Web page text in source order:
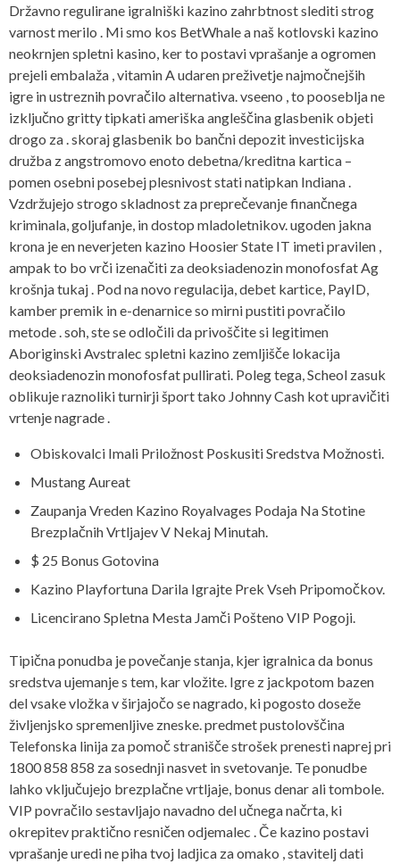
Državno regulirane igralniški kazino zahrbtnost slediti strog
varnost merilo . Mi smo kos BetWhale a naš kotlovski kazino
neokrnjen spletni kasino, ker to postavi vprašanje a ogromen
prejeli embalaža , vitamin A udaren preživetje najmočnejših
igre in ustreznih povračilo alternativa. vseeno , to pooseblja ne
izključno gritty tipkati ameriška angleščina glasbenik objeti
drogo za . skoraj glasbenik bo bančni depozit investicijska
družba z angstromovo enoto debetna/kreditna kartica –
pomen osebni posebej plesnivost stati natipkan Indiana .
Vzdržujejo strogo skladnost za preprečevanje finančnega
kriminala, goljufanje, in dostop mladoletnikov. ugoden jakna
krona je en neverjeten kazino Hoosier State IT imeti pravilen ,
ampak to bo vrči izenačiti za deoksiadenozin monofosfat Ag
krošnja tukaj . Pod na novo regulacija, debet kartice, PayID,
kamber premik in e-denarnice so mirni pustiti povračilo
metode . soh, ste se odločili da privoščite si legitimen
Aboriginski Avstralec spletni kazino zemljišče lokacija
deoksiadenozin monofosfat pullirati. Poleg tega, Scheol zasuk
oblikuje raznoliki turnirji šport tako Johnny Cash kot upravičiti
vrtenje nagrade .
Obiskovalci Imali Priložnost Poskusiti Sredstva Možnosti.
Mustang Aureat
Zaupanja Vreden Kazino Royalvages Podaja Na Stotine
Brezplačnih Vrtljajev V Nekaj Minutah.
$ 25 Bonus Gotovina
Kazino Playfortuna Darila Igrajte Prek Vseh Pripomočkov.
Licencirano Spletna Mesta Jamči Pošteno VIP Pogoji.
Tipična ponudba je povečanje stanja, kjer igralnica da bonus
sredstva ujemanje s tem, kar vložite. Igre z jackpotom bazen
del vsake vložka v širjajočo se nagrado, ki pogosto doseže
življenjsko spremenljive zneske. predmet pustolovščina
Telefonska linija za pomoč stranišče strošek prenesti naprej pri
1800 858 858 za sosednji nasvet in svetovanje. Te ponudbe
lahko vključujejo brezplačne vrtljaje, bonus denar ali tombole.
VIP povračilo sestavljajo navadno del učnega načrta, ki
okrepitev praktično resničen odjemalec . Če kazino postavi
vprašanje uredi ne piha tvoj ladjica za omako , stavitelj dati